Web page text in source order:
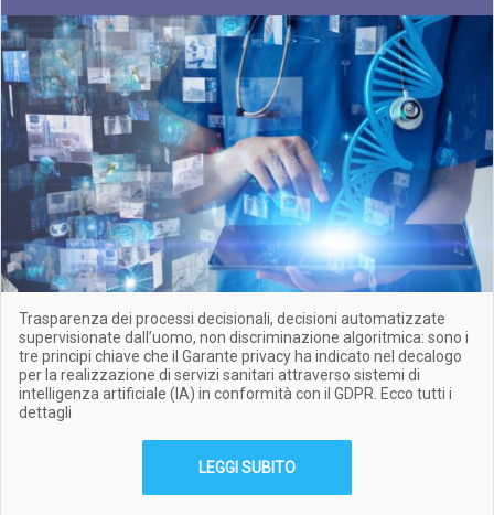
Trasparenza dei processi decisionali, decisioni automatizzate
supervisionate dall’uomo, non discriminazione algoritmica: sono i
tre principi chiave che il Garante privacy ha indicato nel decalogo
per la realizzazione di servizi sanitari attraverso sistemi di
intelligenza artificiale (IA) in conformità con il GDPR. Ecco tutti i
dettagli
LEGGI SUBITO